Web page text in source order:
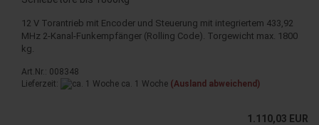
12 V Torantrieb mit Encoder und Steuerung mit integriertem 433,92
MHz 2-Kanal-Funkempfänger (Rolling Code). Torgewicht max. 1800
kg.
Art.Nr.: 008348
Lieferzeit:
ca. 1 Woche (Ausland abweichend)
1.110,03 EUR